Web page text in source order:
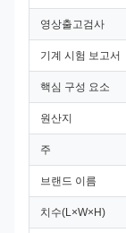
영상출고검사
기계 시험 보고서
핵심 구성 요소
원산지
주
브랜드 이름
치수(L×W×H)